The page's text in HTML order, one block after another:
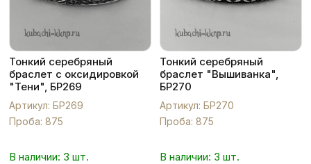
Тонкий серебряный
браслет с оксидировкой
"Тени", БР269
Артикул: БР269
Проба: 875
В наличии: 3 шт.
Тонкий серебряный
браслет "Вышиванка",
БР270
Артикул: БР270
Проба: 875
В наличии: 3 шт.